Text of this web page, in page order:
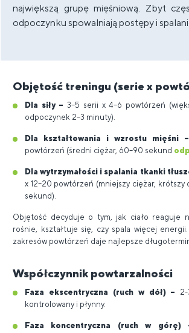
największą grupę mięśniową. Zbyt
odpoczynku spowalniają postępy i
Objętość treningu (serie x
Dla siły – 3–5 serii x 4–6 powtórzeń
odpoczynek 2–3 minuty).
Dla kształtowania i wzrostu mięśni –
powtórzeń (średni ciężar, 60–90 sekund
Dla wytrzymałości i spalania tkanki
x 12–20 powtórzeń (mniejszy ciężar, krótszy
sekund).
Objętość decyduje o tym, jak ciało reaguje
rośnie, kształtuje się, czy spala więcej
zakresów powtórzeń daje najlepsze
Współczynnik powtarzalności
Faza ekscentryczna (ruch w dół) –
kontrolowany i płynny.
Faza koncentryczna (ruch w górę)